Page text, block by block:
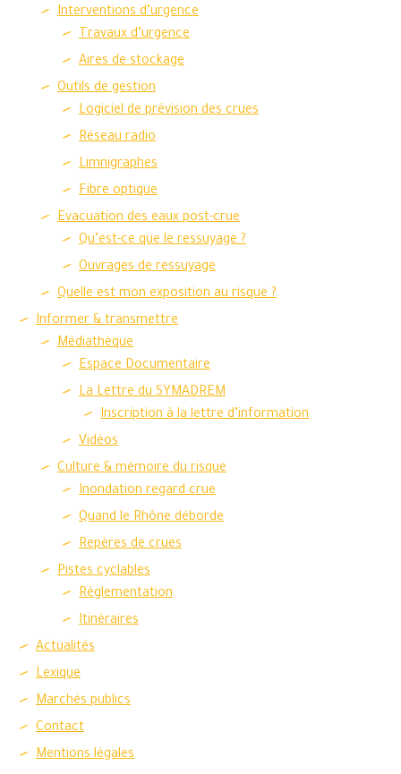
Interventions d’urgence
Travaux d’urgence
Aires de stockage
Outils de gestion
Logiciel de prévision des crues
Réseau radio
Limnigraphes
Fibre optique
Evacuation des eaux post-crue
Qu’est-ce que le ressuyage ?
Ouvrages de ressuyage
Quelle est mon exposition au risque ?
Informer & transmettre
Médiathèque
Espace Documentaire
La Lettre du SYMADREM
Inscription à la lettre d’information
Vidéos
Culture & mémoire du risque
Inondation regard crue
Quand le Rhône déborde
Repères de crues
Pistes cyclables
Réglementation
Itinéraires
Actualités
Lexique
Marchés publics
Contact
Mentions légales